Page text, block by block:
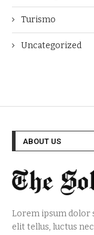
Turismo
Uncategorized
ABOUT US
Lorem ipsum dolor
elit tellus, luctus